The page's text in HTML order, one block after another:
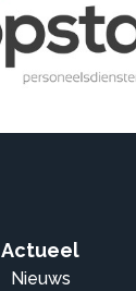
Actueel
Nieuws